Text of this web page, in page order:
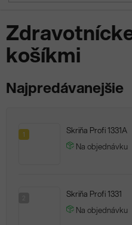
košíkmi
Najpredávanejšie
1
Skriňa Profi 1331A
Na objednávku
Skriňa Profi 1331
Na objednávku